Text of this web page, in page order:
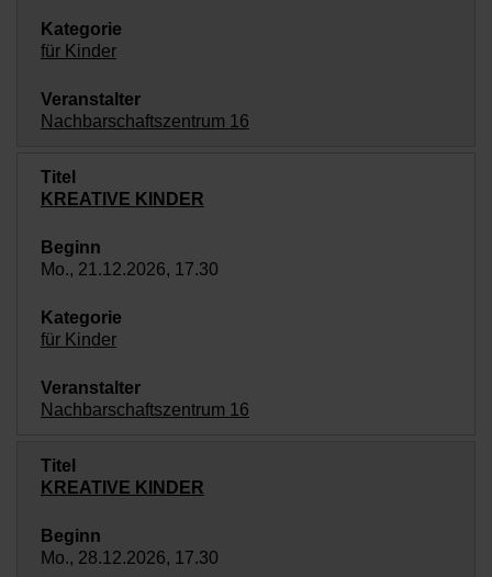
für Kinder
Nachbarschaftszentrum 16
KREATIVE KINDER
Mo., 21.12.2026, 17.30
für Kinder
Nachbarschaftszentrum 16
KREATIVE KINDER
Mo., 28.12.2026, 17.30